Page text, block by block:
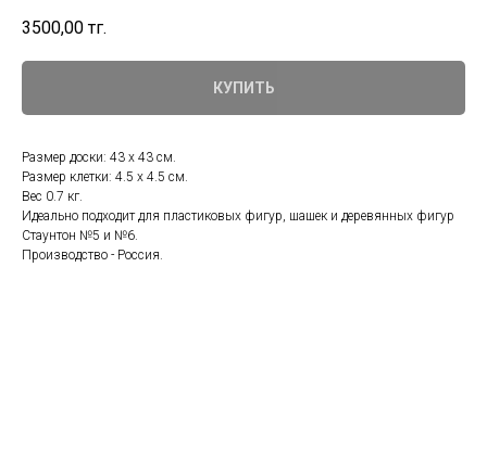
3500,00 тг.
КУПИТЬ
Размер доски: 43 х 43 см.
Размер клетки: 4.5 х 4.5 см.
Вес 0.7 кг.
Идеально подходит для пластиковых фигур, шашек и деревянных фигур
Стаунтон №5 и №6.
Производство - Россия.